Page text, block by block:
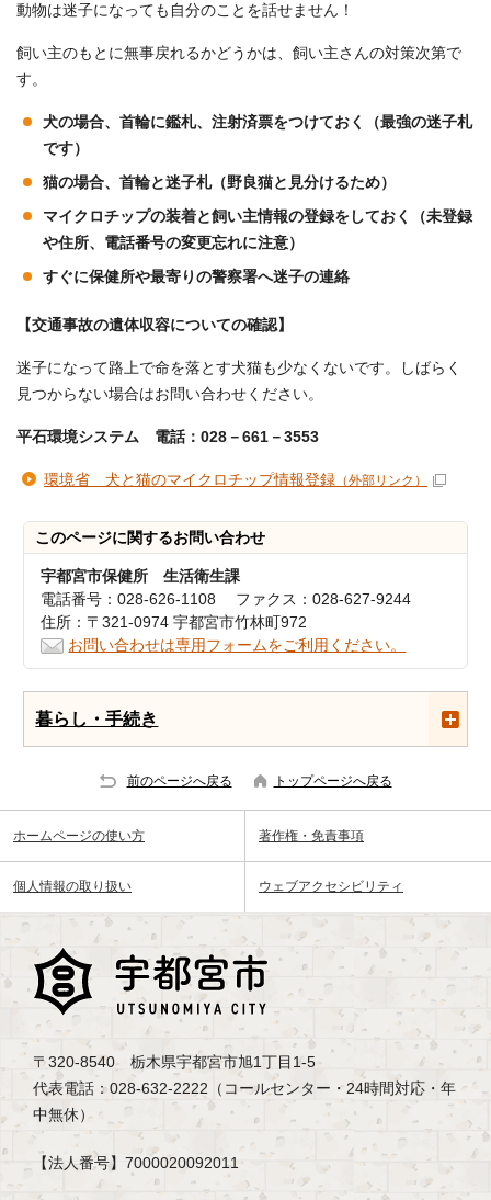
動物は迷子になっても自分のことを話せません！
飼い主のもとに無事戻れるかどうかは、飼い主さんの対策次第で
す。
犬の場合、首輪に鑑札、注射済票をつけておく（最強の迷子札
です）
猫の場合、首輪と迷子札（野良猫と見分けるため）
マイクロチップの装着と飼い主情報の登録をしておく（未登録
や住所、電話番号の変更忘れに注意）
すぐに保健所や最寄りの警察署へ迷子の連絡
【交通事故の遺体収容についての確認】
迷子になって路上で命を落とす犬猫も少なくないです。しばらく
見つからない場合はお問い合わせください。
平石環境システム 電話：028－661－3553
環境省 犬と猫のマイクロチップ情報登録 （外部リンク）
このページに関するお問い合わせ
宇都宮市保健所 生活衛生課
電話番号：028-626-1108 ファクス：028-627-9244
住所：〒321-0974 宇都宮市竹林町972
お問い合わせは専用フォームをご利用ください。
暮らし・手続き
前のページへ戻る トップページへ戻る
ホームページの使い方 著作権・免責事項
個人情報の取り扱い ウェブアクセシビリティ
〒320-8540 栃木県宇都宮市旭1丁目1-5
代表電話：028-632-2222（コールセンター・24時間対応・年
中無休）
【法人番号】7000020092011